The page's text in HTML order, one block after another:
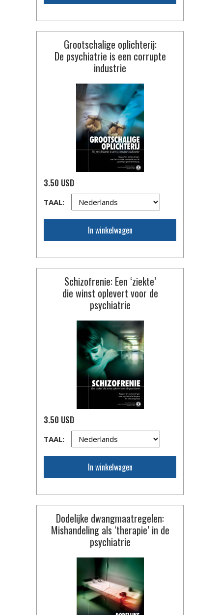
Grootschalige oplichterij:
De psychiatrie is een corrupte
industrie
3.50 USD
TAAL:
In winkelwagen
Schizofrenie: Een ‘ziekte’
die winst oplevert voor de
psychiatrie
3.50 USD
TAAL:
In winkelwagen
Dodelijke dwangmaat­regelen:
Mishandeling als ‘therapie’ in de
psychiatrie